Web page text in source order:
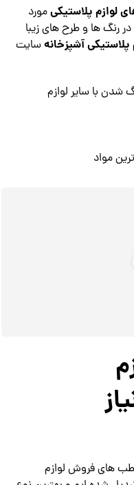
لوازم پلاستیکیمورد
رنگ ها و طرح های زیبا
پلاستیکی آشپزخانهسایت
با سایر لوازم
مواد
های فروش لوازم